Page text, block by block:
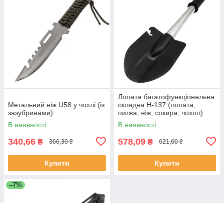
Метальний ніж U58 у чохлі (із
зазубринами)
В наявності
340,66 ₴ 366,30 ₴
Купити
Лопата багатофункціональна
складна H-137 (лопата,
пилка, ніж, сокира, чохол)
В наявності
578,09 ₴ 621,60 ₴
Купити
–7%